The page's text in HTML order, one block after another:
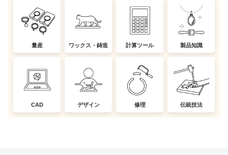
量産 ワックス・鋳造 計算ツール 製品知識
CAD デザイン 修理 伝統技法